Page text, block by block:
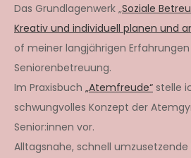
Das Grundlagenwerk „Soziale
Kreativ und individuell planen und
of meiner langjährigen
Seniorenbetreuung.
Im Praxisbuch „Atemfreude“ stelle
schwungvolles Konzept der
Senior:innen vor.
Alltagsnahe, schnell